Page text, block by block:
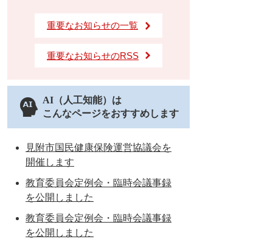
重要なお知らせの一覧
重要なお知らせのRSS
AI（人工知能）は
こんなページをおすすめします
見附市国民健康保険運営協議会を
開催します
教育委員会定例会・臨時会議事録
を公開しました
教育委員会定例会・臨時会議事録
を公開しました